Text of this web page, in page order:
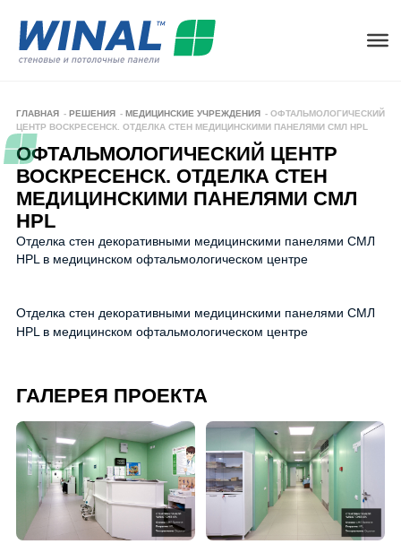
ГЛАВНАЯ - РЕШЕНИЯ - МЕДИЦИНСКИЕ УЧРЕЖДЕНИЯ - ОФТАЛЬМОЛОГИЧЕСКИЙ
ЦЕНТР ВОСКРЕСЕНСК. ОТДЕЛКА СТЕН МЕДИЦИНСКИМИ ПАНЕЛЯМИ СМЛ HPL
ОФТАЛЬМОЛОГИЧЕСКИЙ ЦЕНТР
ВОСКРЕСЕНСК. ОТДЕЛКА СТЕН
МЕДИЦИНСКИМИ ПАНЕЛЯМИ СМЛ
HPL
Отделка стен декоративными медицинскими панелями СМЛ
HPL в медицинском офтальмологическом центре
Отделка стен декоративными медицинскими панелями СМЛ
HPL в медицинском офтальмологическом центре
ГАЛЕРЕЯ ПРОЕКТА